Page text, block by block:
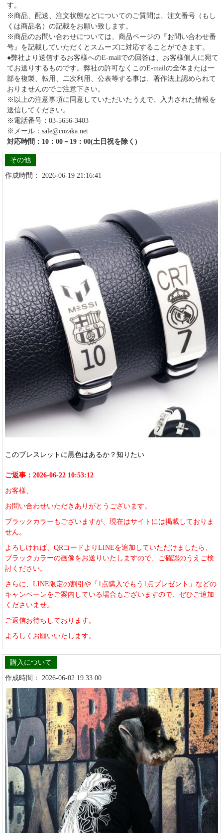
す。
※商品、配送、注文状態などについてのご質問は、注文番号（もし
くは商品名）の記載をお願い致します。
※商品のお問い合わせについては、商品ページの『お問い合わせ番
号』を記載していただくとスムーズに対応することができます。
●弊社より送信するお客様へのE-mailでの回答は、お客様個人に宛て
てお送りするものです。弊社の許可なくこのE-mailの全体または一
部を複製、転用、二次利用、公表等する事は、著作法上認められて
おりませんのでご注意下さい。
※以上の注意事項に同意していただいたうえで、入力された情報を
送信してください。
※電話番号：03-5656-3403
※メール：sale@cozaka.net
対応時間：10：00－19：00(土日祝を除く)
その他
作成時間： 2026-06-19 21:16:41
このブレスレットに黒色はあるか？知りたい
ご返事：2026-06-22 10:53:12
お客様、
お問い合わせいただきありがとうございます。
ブラックカラーもございますが、現在はサイトには掲載しておりま
せん。
よろしければ、QRコードよりLINEを追加していただけましたら、
ブラックカラーの画像をお送りいたしますので、ご確認のうえご検
討ください。
さらに、LINE限定の割引や「1点購入でもう1点プレゼント」などの
キャンペーンをご案内している場合もございますので、ぜひご追加
くださいませ。
ご返信お待ちしております。
よろしくお願いいたします。
購入について
作成時間： 2026-06-02 19:33:00